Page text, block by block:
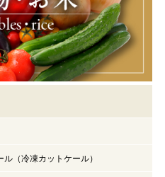
ル（冷凍カットケール）